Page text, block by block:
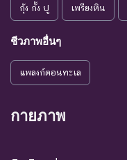
กุ้ง กั้ง ปู เพรียงหิน
ชีวภาพอื่นๆ
แพลงก์ตอนทะเล
กายภาพ